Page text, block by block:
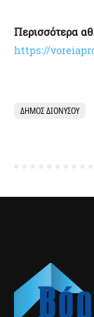
Περισσότερα
https://
ΔΉΜΟΣ ΔΙΟΝΎΣΟΥ